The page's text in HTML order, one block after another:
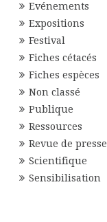
Evénements
Expositions
Festival
Fiches cétacés
Fiches espèces
Non classé
Publique
Ressources
Revue de presse
Scientifique
Sensibilisation